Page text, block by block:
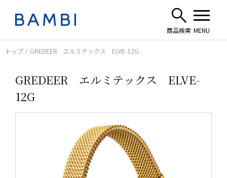
トップ GREDEER エルミテックス ELVE-12G
GREDEER エルミテックス ELVE-
12G